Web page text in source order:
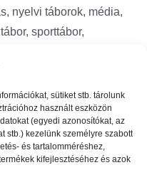
sütiket stb. tárolunk
használt eszközön
(egyedi azonosítókat, az
stb.) kezelünk személyre szabott
és tartalomméréshez,
kifejlesztéséhez és azok
nyelvi táborok, média,
sporttábor,
kreativitás,